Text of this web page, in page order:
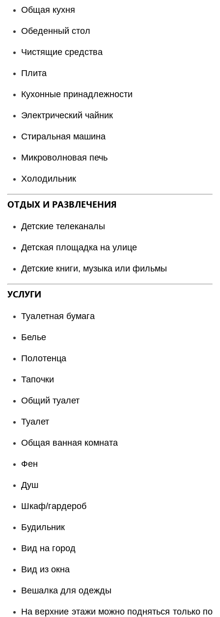
Общая кухня
Обеденный стол
Чистящие средства
Плита
Кухонные принадлежности
Электрический чайник
Стиральная машина
Микроволновая печь
Холодильник
ОТДЫХ И РАЗВЛЕЧЕНИЯ
Детские телеканалы
Детская площадка на улице
Детские книги, музыка или фильмы
УСЛУГИ
Туалетная бумага
Белье
Полотенца
Тапочки
Общий туалет
Туалет
Общая ванная комната
Фен
Душ
Шкаф/гардероб
Будильник
Вид на город
Вид из окна
Вешалка для одежды
На верхние этажи можно подняться только по